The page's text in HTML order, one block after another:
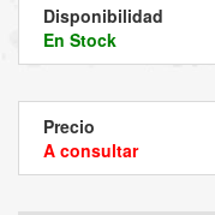
Disponibilidad
En Stock
Precio
A consultar